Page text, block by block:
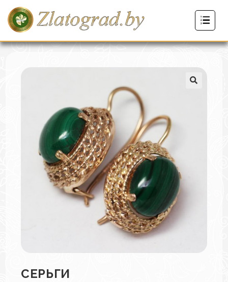
СЕРЬГИ